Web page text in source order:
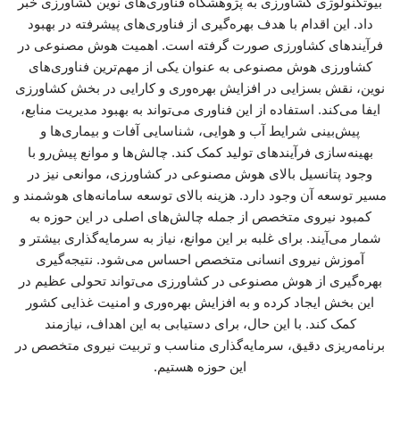
داد. این اقدام با هدف بهره‌گیری از فناوری‌های پیشرفته در بهبود
فرآیندهای کشاورزی صورت گرفته است. اهمیت هوش مصنوعی در
کشاورزی هوش مصنوعی به عنوان یکی از مهم‌ترین فناوری‌های
نوین، نقش بسزایی در افزایش بهره‌وری و کارایی در بخش کشاورزی
ایفا می‌کند. استفاده از این فناوری می‌تواند به بهبود مدیریت منابع،
پیش‌بینی شرایط آب و هوایی، شناسایی آفات و بیماری‌ها و
بهینه‌سازی فرآیندهای تولید کمک کند. چالش‌ها و موانع پیش‌رو با
وجود پتانسیل بالای هوش مصنوعی در کشاورزی، موانعی نیز در
مسیر توسعه آن وجود دارد. هزینه بالای توسعه سامانه‌های هوشمند و
کمبود نیروی متخصص از جمله چالش‌های اصلی در این حوزه به
شمار می‌آیند. برای غلبه بر این موانع، نیاز به سرمایه‌گذاری بیشتر و
آموزش نیروی انسانی متخصص احساس می‌شود. نتیجه‌گیری
بهره‌گیری از هوش مصنوعی در کشاورزی می‌تواند تحولی عظیم در
این بخش ایجاد کرده و به افزایش بهره‌وری و امنیت غذایی کشور
کمک کند. با این حال، برای دستیابی به این اهداف، نیازمند
برنامه‌ریزی دقیق، سرمایه‌گذاری مناسب و تربیت نیروی متخصص در
این حوزه هستیم.